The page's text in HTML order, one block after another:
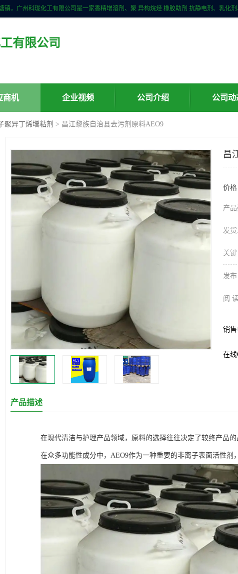
有限公司
商机 企业视频 公司介绍 公司动
聚异丁烯增粘剂 > 昌江黎族自治县去污剂原料AEO9
昌
价格
产品
发货
关键
发布
阅
销售
在线
产品描述
在现代清洁与护理产品领域，原料的选择往往决定了较终产品的
在众多功能性成分中，AEO9作为一种重要的非离子表面活性剂